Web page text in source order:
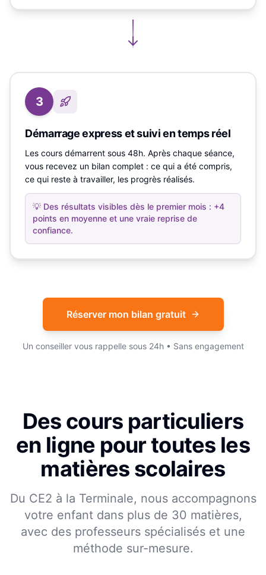
3
Démarrage express et suivi en temps réel
Les cours démarrent sous 48h. Après chaque séance,
vous recevez un bilan complet : ce qui a été compris,
ce qui reste à travailler, les progrès réalisés.
💡 Des résultats visibles dès le premier mois : +4
points en moyenne et une vraie reprise de
confiance.
Réserver mon bilan gratuit
Un conseiller vous rappelle sous 24h • Sans engagement
Des cours particuliers
en ligne pour toutes les
matières scolaires
Du CE2 à la Terminale, nous accompagnons
votre enfant dans plus de 30 matières,
avec des professeurs spécialisés et une
méthode sur-mesure.